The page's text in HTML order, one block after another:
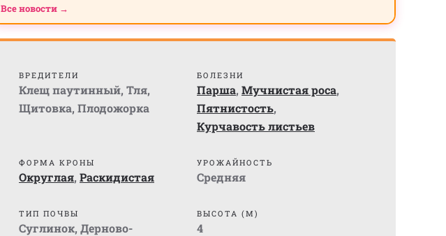
Все новости →
ВРЕДИТЕЛИ
Клещ паутинный, Тля,
Щитовка, Плодожорка
БОЛЕЗНИ
Парша, Мучнистая роса,
Пятнистость,
Курчавость листьев
ФОРМА КРОНЫ
Округлая, Раскидистая
УРОЖАЙНОСТЬ
Средняя
ТИП ПОЧВЫ
Суглинок, Дерново-
ВЫСОТА (М)
4